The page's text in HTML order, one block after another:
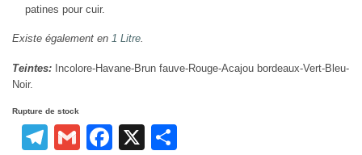
patines pour cuir.
Existe également en 1 Litre.
Teintes: Incolore-Havane-Brun fauve-Rouge-Acajou bordeaux-Vert-Bleu-
Noir.
Rupture de stock
Telegram
GmailFacebook
X